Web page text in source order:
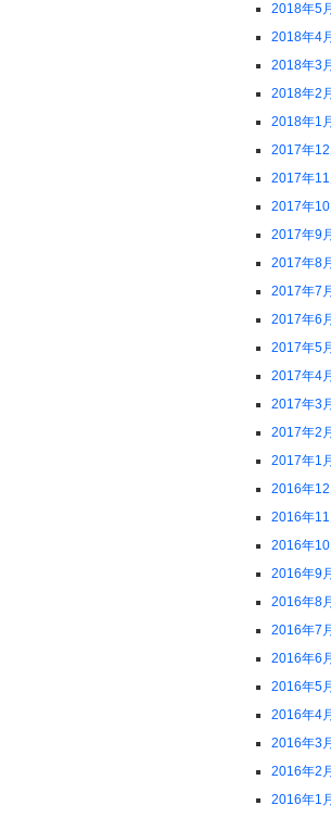
2018年5月
2018年4月
2018年3月
2018年2月
2018年1月
2017年12
2017年11
2017年10
2017年9月
2017年8月
2017年7月
2017年6月
2017年5月
2017年4月
2017年3月
2017年2月
2017年1月
2016年12
2016年11
2016年10
2016年9月
2016年8月
2016年7月
2016年6月
2016年5月
2016年4月
2016年3月
2016年2月
2016年1月